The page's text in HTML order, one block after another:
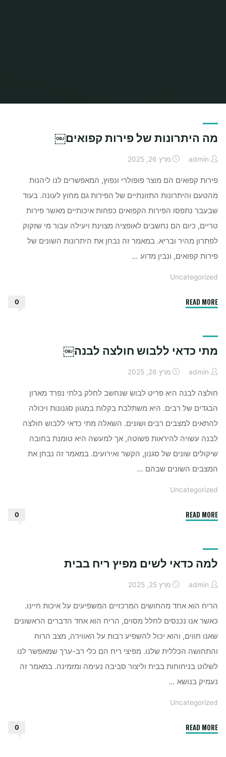
מה היתרונות של פירות קפואים￼
admin מרץ 26, 2025
פירות קפואים הם מוצר פופולרי ונפוץ, המאפשרים לנו ליהנות
מהטעם והיתרונות התזונתיים של הפירות גם מחוץ לעונה. בעוד
שבעבר נתפסו הפירות הקפואים כפחות איכותיים מאשר פירות
טריים, כיום הם נחשבים לאופציה מצוינת ויעילה עבור מי שזקוק
לפתרון מהיר ובריא. במאמר זה נבחן את היתרונות השונים של
פירות קפואים, ונבין מדוע …
Uncategorized
READ MORE
קפואים
0
מתי כדאי ללבוש חולצה לבנה￼
admin מרץ 26, 2025
חולצה לבנה היא פריט לבוש שנחשב לחלק בלתי נפרד מארון
הבגדים של רבים. היא משתלבת בקלות במגוון סגנונות ויכולה
להתאים למצבים רבים ושונים. השאלה מתי כדאי ללבוש חולצה
לבנה עשויה להיראות פשוטה, אך למעשה היא טומנת בחובה
שיקולים שונים של סגנון, הקשר ואירועים. במאמר זה נבחן את
המצבים השונים שבהם …
Uncategorized
READ MORE
לבנה
0
למה כדאי לשים מפיץ ריח בבית
admin מרץ 25, 2025
הריח הוא אחד מהחושים המרכזיים המשפיעים על איכות חיינו.
כאשר אנו נכנסים לחלל מסוים, הריח הוא אחד הדברים הראשונים
שאנו חווים, והוא יכול להשפיע רבות על האווירה, מצב הרוח
והתחושה הכללית שלנו. מפיצי ריח הם כלי רב-ערך שמאפשר לנו
לשלוט בניחוחות בבית וליצור סביבה נעימה ומזמינה. במאמר זה
נעמיק בנושא …
Uncategorized
READ MORE
0